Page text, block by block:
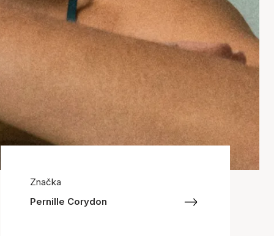
Značka
Pernille Corydon